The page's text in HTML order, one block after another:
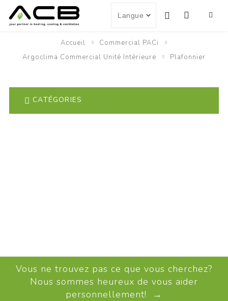
Accueil
Commercial PACi
Argoclima Commercial Unité Intérieure
Plafonnier
CATÉGORIES
Vous ne trouvez pas ce que vous cherchez?
Nous sommes heureux de vous aider
personnellement! →